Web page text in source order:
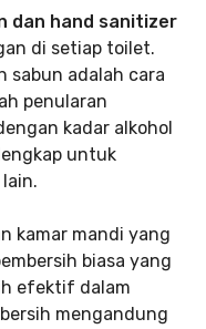
dan hand sanitizer
di setiap toilet.
sabun adalah cara
penularan
kadar alkohol
untuk
kamar mandi yang
biasa yang
efektif dalam
mengandung